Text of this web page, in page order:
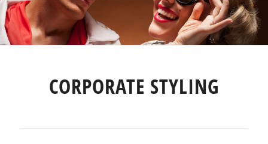
CORPORATE STYLING